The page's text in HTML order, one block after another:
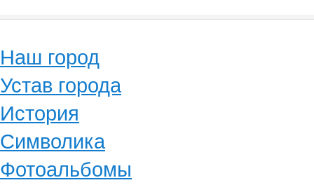
Наш город
Устав города
История
Символика
Фотоальбомы